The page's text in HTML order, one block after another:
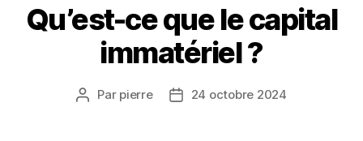
Qu’est-ce que le capital
immatériel ?
Auteur
Par pierre
Date24 octobre 2024